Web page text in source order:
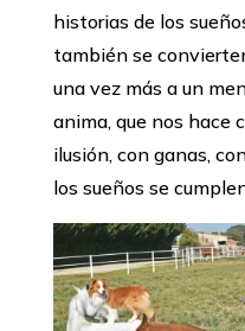
historias de los
también se
una vez más a un
anima, que nos hace
ilusión, con ganas,
los sueños se